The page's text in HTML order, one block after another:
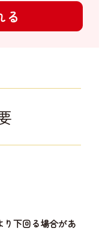
る
下回る場合があ